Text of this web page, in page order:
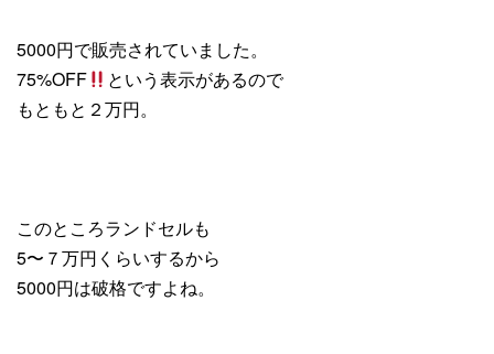
5000円で販売されていました。
75%OFF
という表示があるので
もともと２万円。
このところランドセルも
5〜７万円くらいするから
5000円は破格ですよね。